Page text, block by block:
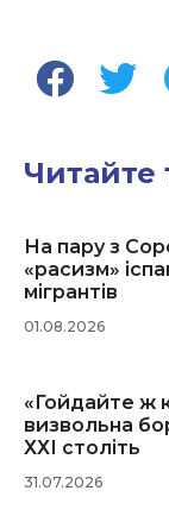
Читайте
На пару з
«расизм»
мігрантів
01.08.2026
«Гойдайте ж
визвольна
ХХІ століть
31.07.2026